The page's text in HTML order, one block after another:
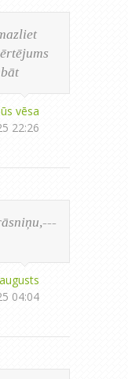
vēsa
22:26
04:04